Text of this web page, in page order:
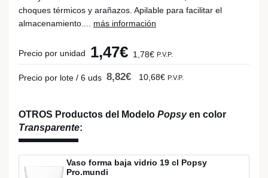
choques térmicos y arañazos. Apilable para facilitar el
almacenamiento.... más información
Precio por unidad 1,47€ 1,78€ P.V.P.
Precio por lote / 6 uds 8,82€ 10,68€ P.V.P.
OTROS Productos del Modelo Popsyen color
Transparente:
Vaso forma baja vidrio 19 cl Popsy
Pro.mundi